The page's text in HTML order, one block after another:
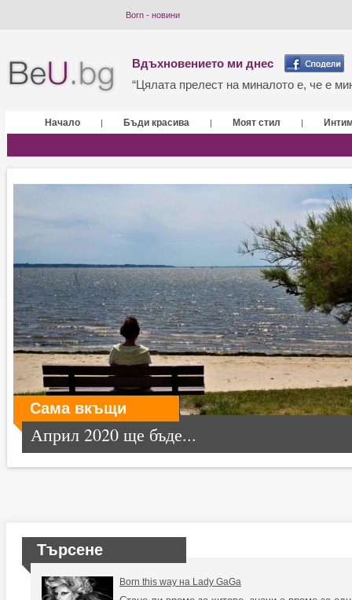
Born - новини
Вдъхновението ми днес
“Цялата прелест на миналото е, че е
Начало | Бъди красива | Моят стил |
Сама вкъщи
Април 2020 ще бъде...
Търсене
Born this way на Lady GaGa